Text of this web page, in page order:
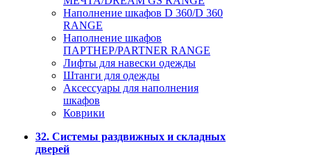
Наполнение шкафов D 360/D 360
RANGE
Наполнение шкафов
ПАРТНЕР/PARTNER RANGE
Лифты для навески одежды
Штанги для одежды
Аксессуары для наполнения
шкафов
Коврики
32. Системы раздвижных и складных
дверей